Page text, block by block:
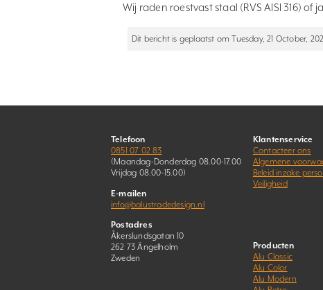
Wij raden roestvast staal (RVS AISI 316)
Dit bericht is geplaatst om Tuesday, 21 October,
Telefoon
0851 07 02 83
(Maandag-Donderdag 08.00-17.00
Vrijdag 08.00-15.00)
E-mailen
info@balustradedesign.nl
Postadres
Åkerslundsgatan 10
262 73 Ängelholm
Zweden
Klantenservice
Contacteer ons
Algemene
Beleid inzake
Veiligheid
Producten
Alu Classic
Alu Color
Alu Modern